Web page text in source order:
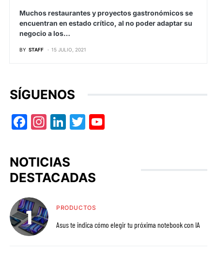
Muchos restaurantes y proyectos gastronómicos se
encuentran en estado crítico, al no poder adaptar su
negocio a los…
BY STAFF 15 JULIO, 2021
SÍGUENOS
Facebook
Instagram
LinkedIn
Twitter
NOTICIAS
DESTACADAS
PRODUCTOS
Asus te indica cómo elegir tu próxima notebook con IA